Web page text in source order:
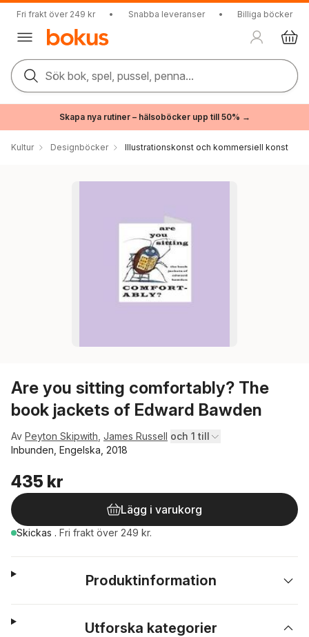
Fri frakt över 249 kr • Snabba leveranser • Billiga böcker
Sök bok, spel, pussel, penna...
Skapa nya rutiner – hälsoböcker upp till 50% →
Kultur Designböcker Illustrationskonst och kommersiell konst
Are you sitting comfortably? The
book jackets of Edward Bawden
Av Peyton Skipwith James Russell och 1 till
Inbunden, Engelska, 2018
435 kr
Lägg i varukorg
Skickas . Fri frakt över 249 kr.
Produktinformation
Utforska kategorier